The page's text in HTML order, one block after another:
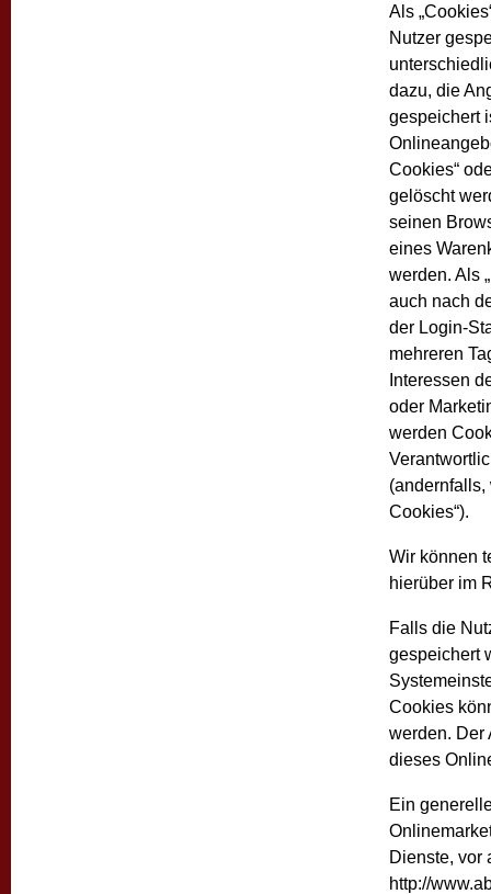
Als
Nutzer
dazu, die
gespeichert
Cookies“
gelöscht
seinen
eines
werden. Als
auch nach
der Login-
mehreren
Interessen
oder
werden
(andernfalls,
Cookies“).
Wir können
hierüber im
Falls die
gespeichert
Cookies
werden. Der
dieses
Ein
Dienste, vor
http://